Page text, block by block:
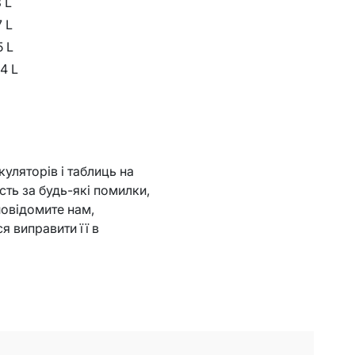
L
L
L
і таблиць на
за будь-які помилки,
нам,
виправити її в